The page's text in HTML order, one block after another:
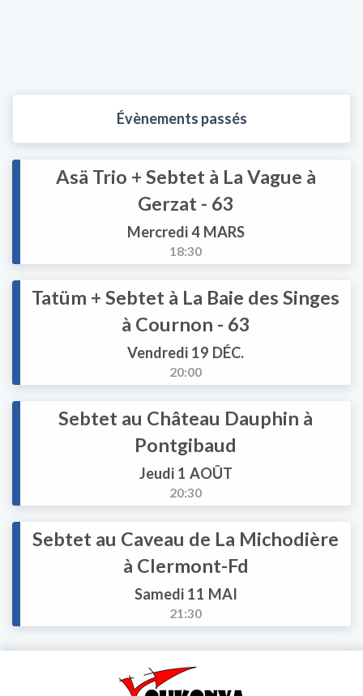
Évènements passés
Asä Trio + Sebtet à La Vague à
Gerzat - 63
Mercredi 4 MARS
18:30
Tatüm + Sebtet à La Baie des Singes
à Cournon - 63
Vendredi 19 DÉC.
20:00
Sebtet au Château Dauphin à
Pontgibaud
Jeudi 1 AOÛT
20:30
Sebtet au Caveau de La Michodière
à Clermont-Fd
Samedi 11 MAI
21:30